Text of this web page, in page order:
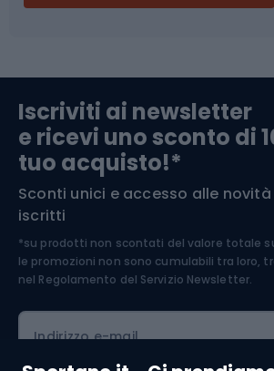
Abbigliamento da
Componenti per biciclette
Arrampicata
Medicina dello sport
Abbigliamento ciclistico
Iscriviti ai newsletter
e ricevi uno sconto di
tuo acquisto!*
Sconti unici e accesso alle
iscritti
*su prodotti non scontati del valore totale
le promozioni non sono cumulabili tra loro,
nel Regolamento del Servizio Newsletter.
Indirizzo e-mail